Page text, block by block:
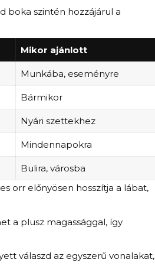
boka szintén hozzájárul a
Mikor ajánlott
Munkába, eseményre
Bármikor
Nyári szettekhez
Mindennapokra
Bulira, városba
orr előnyösen hosszítja a lábat,
a plusz magassággal, így
válaszd az egyszerű vonalakat,